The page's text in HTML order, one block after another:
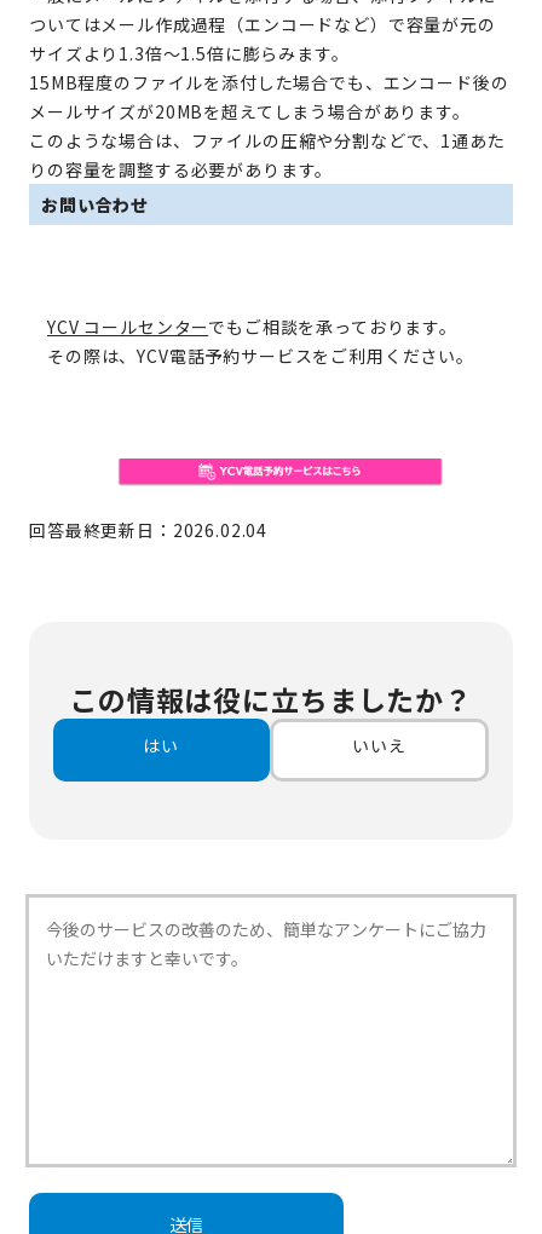
ついてはメール作成過程（エンコードなど）で容量が元の
サイズより1.3倍～1.5倍に膨らみます。
15MB程度のファイルを添付した場合でも、エンコード後の
メールサイズが20MBを超えてしまう場合があります。
このような場合は、ファイルの圧縮や分割などで、1通あた
りの容量を調整する必要があります。
お問い合わせ
YCV コールセンターでもご相談を承っております。
その際は、YCV電話予約サービスをご利用ください。
回答最終更新日：2026.02.04
この情報は役に立ちましたか？
はい いいえ